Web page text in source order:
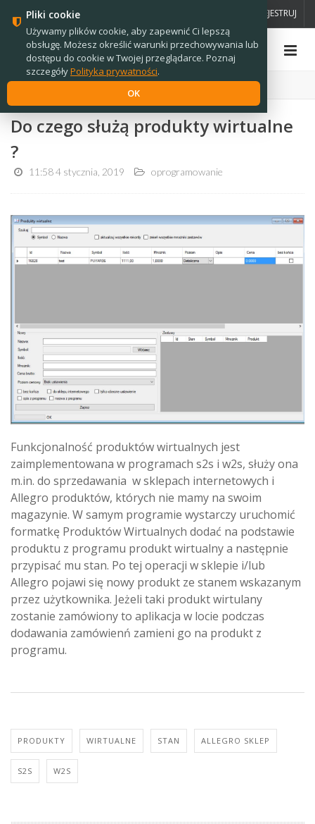
ZAREJESTRUJ
Strona główna › Wiadomości
Do czego służą produkty wirtualne
?
11:58 4 stycznia, 2019 oprogramowanie
Funkcjonalność produktów wirtualnych jest
zaimplementowana w programach s2s i w2s, służy ona
m.in. do sprzedawania w sklepach internetowych i
Allegro produktów, których nie mamy na swoim
magazynie. W samym programie wystarczy uruchomić
formatkę Produktów Wirtualnych dodać na podstawie
produktu z programu produkt wirtualny a następnie
przypisać mu stan. Po tej operacji w sklepie i/lub
Allegro pojawi się nowy produkt ze stanem wskazanym
przez użytkownika. Jeżeli taki produkt wirtulany
zostanie zamówiony to aplikacja w locie podczas
dodawania zamówienń zamieni go na produkt z
programu.
PRODUKTY WIRTUALNE STAN ALLEGRO SKLEP
S2S W2S
Pliki cookie
Używamy plików cookie, aby zapewnić Ci lepszą
obsługę. Możesz określić warunki przechowywania lub
dostępu do cookie w Twojej przeglądarce. Poznaj
szczegółyPolityka prywatności.
OK